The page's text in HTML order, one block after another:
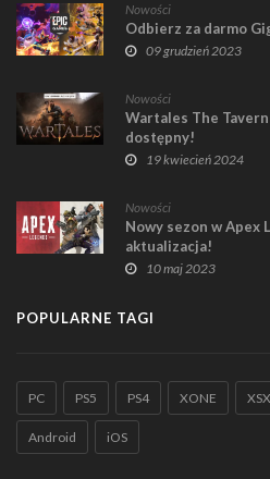
Nowości
Odbierz za darmo
09 grudzień 2023
Nowości
Wartales The
dostępny!
19 kwiecień 2024
Nowości
Nowy sezon w Apex
aktualizacja!
10 maj 2023
POPULARNE TAGI
PC PS5 PS4 XONE XSX
Android iOS